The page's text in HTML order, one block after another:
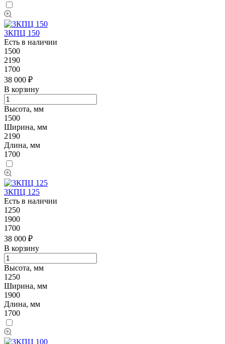
3КПЦ 150
Есть в наличии
1500
2190
1700
38 000 ₽
В корзину
Высота, мм
1500
Ширина, мм
2190
Длина, мм
1700
3КПЦ 125
Есть в наличии
1250
1900
1700
38 000 ₽
В корзину
Высота, мм
1250
Ширина, мм
1900
Длина, мм
1700